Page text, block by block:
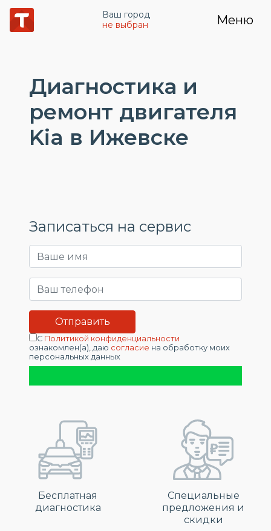
Ваш город
не выбран
Меню
Диагностика и
ремонт двигателя
Kia в Ижевске
Записаться на сервис
С Политикой конфиденциальности
ознакомлен(а), даю согласие на обработку моих
персональных данных
Бесплатная
диагностика
Специальные
предложения и
скидки